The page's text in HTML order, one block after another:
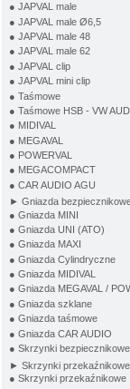
● JAPVAL male
● JAPVAL male Ø6,5
● JAPVAL male 48
● JAPVAL male 62
● JAPVAL clip
● JAPVAL mini clip
● Taśmowe
● Taśmowe HSB - VW
● MIDIVAL
● MEGAVAL
● POWERVAL
● MEGACOMPACT
● CAR AUDIO AGU
► Gniazda
● Gniazda MINI
● Gniazda UNI (ATO)
● Gniazda MAXI
● Gniazda Cylindryczne
● Gniazda MIDIVAL
● Gniazda MEGAVAL /
● Gniazda szklane
● Gniazda taśmowe
● Gniazda CAR AUDIO
● Skrzynki bezpiecznikowe
► Skrzynki przekaźnikowe
● Skrzynki przekaźnikowe